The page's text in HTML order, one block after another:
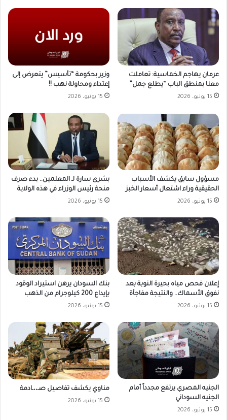
عرمان يهاجم الخماسية: تعاملت
معنا بمنطق الباب “يطلع جمل”
15 يونيو، 2026
وزير بحكومة “تأسيس” يتعرض إلى
إعتداء ومحاولة نهب !!
15 يونيو، 2026
مسؤول سابق يكشف الأسباب
الحقيقية وراء اشتعال أسعار الخبز
15 يونيو، 2026
بشرى سارة لـ المعلمين.. بدء صرف
منحة رئيس الوزراء في هذه الولاية
15 يونيو، 2026
إعلان فحص مياه بحيرة النوبة بعد
نفوق الأسماك.. والنتيجة مفاجأة
15 يونيو، 2026
بنك السودان يرهن استيراد الوقود
بإيداع 200 كيلوجرام من الذهب
15 يونيو، 2026
الجنيه المصري يرتفع مجدداً أمام
الجنيه السوداني
15 يونيو، 2026
مناوي يكشف تفاصيل صـ،،ـادمة
15 يونيو، 2026